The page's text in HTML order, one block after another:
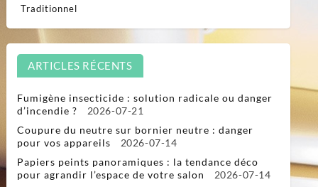
Traditionnel
ARTICLES RÉCENTS
Fumigène insecticide : solution radicale ou danger
d’incendie ?
2026-07-21
Coupure du neutre sur bornier neutre : danger
pour vos appareils
2026-07-14
Papiers peints panoramiques : la tendance déco
pour agrandir l’espace de votre salon
2026-07-14